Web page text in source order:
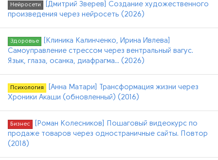
Нейросети
[Дмитрий Зверев] Создание художественного
произведения через нейросеть (2026)
Здоровье
[Клиника Калинченко, Ирина Ивлева]
Самоуправление стрессом через вентральный вагус.
Язык, глаза, осанка, диафрагма... (2026)
Психология
[Анна Матари] Трансформация жизни через
Хроники Акаши (обновленный) (2016)
Бизнес
[Роман Колесников] Пошаговый видеокурс по
продаже товаров через одностраничные сайты. Повтор
(2018)